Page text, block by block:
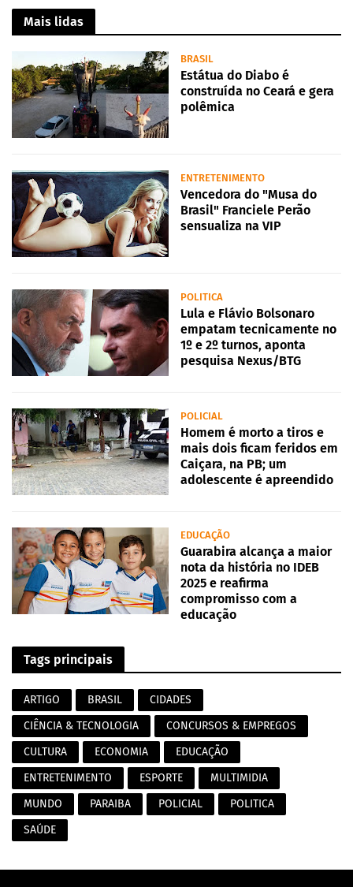
Mais lidas
BRASIL
Estátua do Diabo é
construída no Ceará e gera
polêmica
ENTRETENIMENTO
Vencedora do "Musa do
Brasil" Franciele Perão
sensualiza na VIP
POLITICA
Lula e Flávio Bolsonaro
empatam tecnicamente no
1º e 2º turnos, aponta
pesquisa Nexus/BTG
POLICIAL
Homem é morto a tiros e
mais dois ficam feridos em
Caiçara, na PB; um
adolescente é apreendido
EDUCAÇÃO
Guarabira alcança a maior
nota da história no IDEB
2025 e reafirma
compromisso com a
educação
Tags principais
ARTIGO BRASIL
CIDADES
CIÊNCIA & TECNOLOGIA
CONCURSOS & EMPREGOS
CULTURA
ECONOMIA
EDUCAÇÃO
ENTRETENIMENTO
ESPORTE
MULTIMIDIA
MUNDO
PARAIBA POLICIAL
POLITICA
SAÚDE